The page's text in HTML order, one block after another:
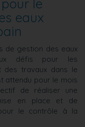
le
eaux
de gestion des eaux
défis pour les
des travaux dans le
attendu pour le mois
de réaliser une
en place et de
le contrôle à la